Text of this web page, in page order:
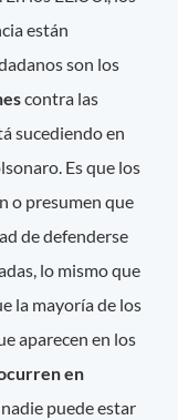
están
son los
contra las
sucediendo en
Es que los
o presumen que
de defenderse
lo mismo que
la mayoría de los
aparecen en los
en
puede estar